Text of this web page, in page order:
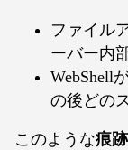
ファイル
ーバー内
WebShell
の後どの
このような痕跡